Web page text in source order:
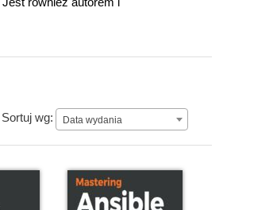
Sortuj wg: Data wydania
Data wydania